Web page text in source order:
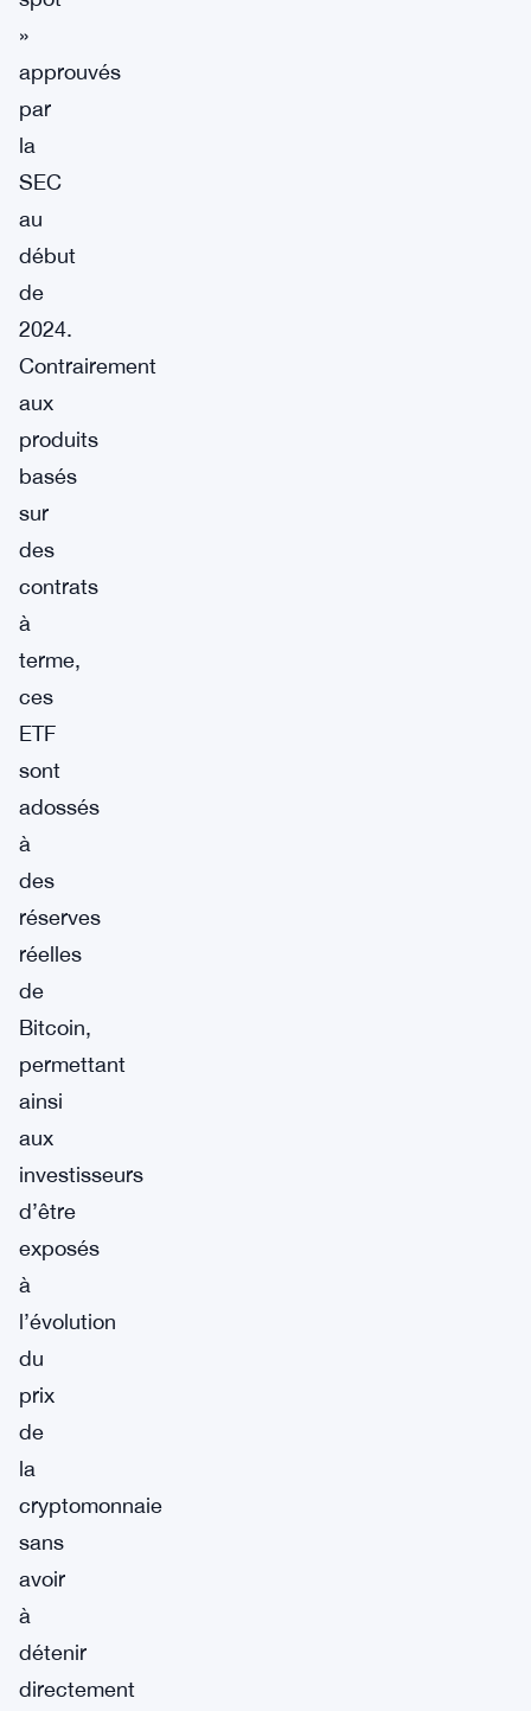
»
approuvés
par
la
SEC
au
début
de
2024.
Contrairement
aux
produits
basés
sur
des
contrats
à
terme,
ces
ETF
sont
adossés
à
des
réserves
réelles
de
Bitcoin,
permettant
ainsi
aux
investisseurs
d’être
exposés
à
l’évolution
du
prix
de
la
cryptomonnaie
sans
avoir
à
détenir
directement